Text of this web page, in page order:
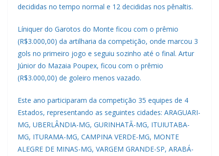
decididas no tempo normal e 12 decididas nos pênaltis.
Líniquer do Garotos do Monte ficou com o prêmio
(R$3.000,00) da artilharia da competição, onde marcou 3
gols no primeiro jogo e seguiu sozinho até o final. Artur
Júnior do Mazaia Poupex, ficou com o prêmio
(R$3.000,00) de goleiro menos vazado.
Este ano participaram da competição 35 equipes de 4
Estados, representando as seguintes cidades: ARAGUARI-
MG, UBERLÂNDIA-MG, GURINHATÃ-MG, ITUIUTABA-
MG, ITURAMA-MG, CAMPINA VERDE-MG, MONTE
ALEGRE DE MINAS-MG, VARGEM GRANDE-SP, ARABÁ-